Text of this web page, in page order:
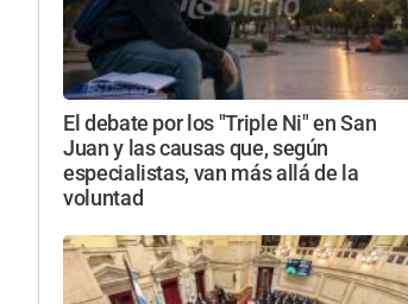
El debate por los "Triple Ni" en San
Juan y las causas que, según
especialistas, van más allá de la
voluntad